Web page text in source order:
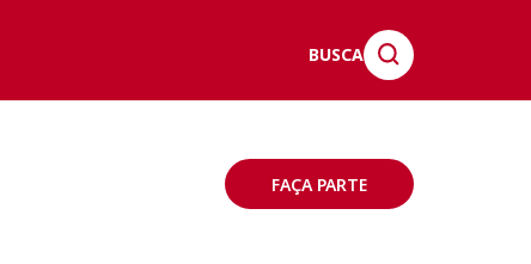
BUSCA
FAÇA PARTE